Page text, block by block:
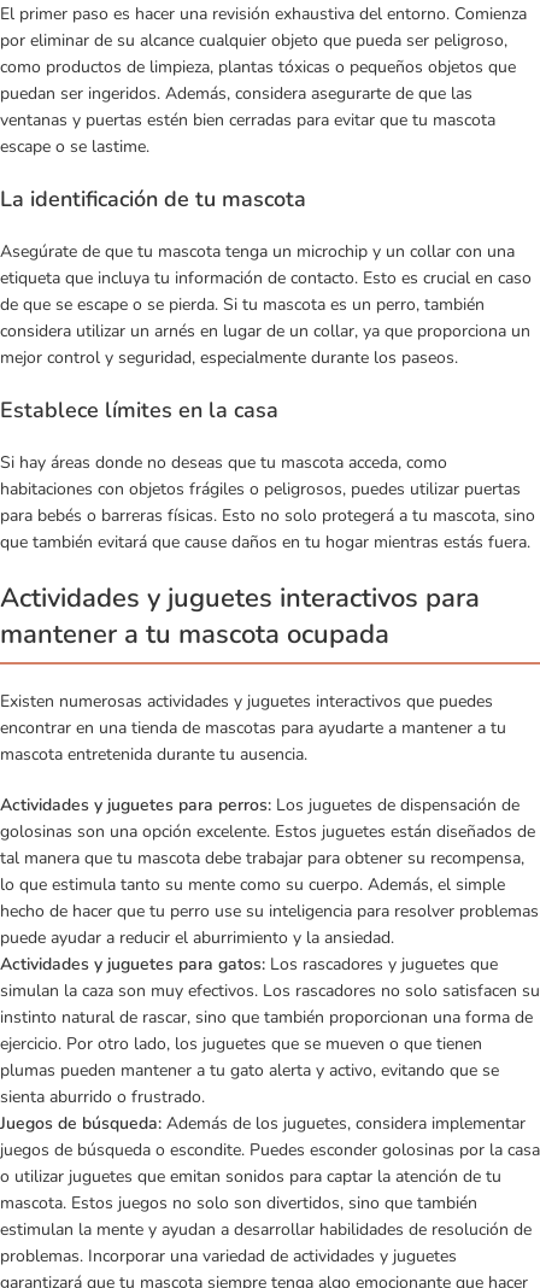
El primer paso es hacer una revisión exhaustiva del entorno. Comienza
por eliminar de su alcance cualquier objeto que pueda ser peligroso,
como productos de limpieza, plantas tóxicas o pequeños objetos que
puedan ser ingeridos. Además, considera asegurarte de que las
ventanas y puertas estén bien cerradas para evitar que tu mascota
escape o se lastime.
La identificación de tu mascota
Asegúrate de que tu mascota tenga un microchip y un collar con una
etiqueta que incluya tu información de contacto. Esto es crucial en caso
de que se escape o se pierda. Si tu mascota es un perro, también
considera utilizar un arnés en lugar de un collar, ya que proporciona un
mejor control y seguridad, especialmente durante los paseos.
Establece límites en la casa
Si hay áreas donde no deseas que tu mascota acceda, como
habitaciones con objetos frágiles o peligrosos, puedes utilizar puertas
para bebés o barreras físicas. Esto no solo protegerá a tu mascota, sino
que también evitará que cause daños en tu hogar mientras estás fuera.
Actividades y juguetes interactivos para
mantener a tu mascota ocupada
Existen numerosas actividades y juguetes interactivos que puedes
encontrar en una tienda de mascotas para ayudarte a mantener a tu
mascota entretenida durante tu ausencia.
Actividades y juguetes para perros: Los juguetes de dispensación de
golosinas son una opción excelente. Estos juguetes están diseñados de
tal manera que tu mascota debe trabajar para obtener su recompensa,
lo que estimula tanto su mente como su cuerpo. Además, el simple
hecho de hacer que tu perro use su inteligencia para resolver problemas
puede ayudar a reducir el aburrimiento y la ansiedad.
Actividades y juguetes para gatos: Los rascadores y juguetes que
simulan la caza son muy efectivos. Los rascadores no solo satisfacen su
instinto natural de rascar, sino que también proporcionan una forma de
ejercicio. Por otro lado, los juguetes que se mueven o que tienen
plumas pueden mantener a tu gato alerta y activo, evitando que se
sienta aburrido o frustrado.
Juegos de búsqueda: Además de los juguetes, considera implementar
juegos de búsqueda o escondite. Puedes esconder golosinas por la casa
o utilizar juguetes que emitan sonidos para captar la atención de tu
mascota. Estos juegos no solo son divertidos, sino que también
estimulan la mente y ayudan a desarrollar habilidades de resolución de
problemas. Incorporar una variedad de actividades y juguetes
garantizará que tu mascota siempre tenga algo emocionante que hacer